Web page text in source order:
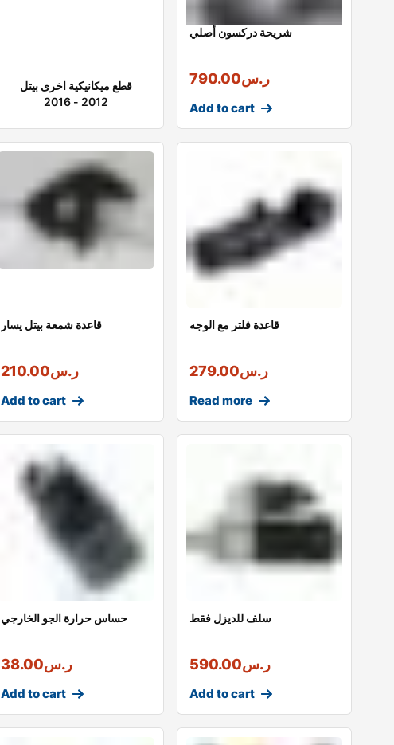
قطع ميكانيكية اخرى بيتل
2012 - 2016
شريحة دركسون أصلي
ر.س790.00
Add to cart
قاعدة شمعة بيتل يسار
ر.س210.00
Add to cart
قاعدة فلتر مع الوجه
ر.س279.00
Read more
حساس حرارة الجو الخارجي
ر.س38.00
Add to cart
سلف للديزل فقط
ر.س590.00
Add to cart